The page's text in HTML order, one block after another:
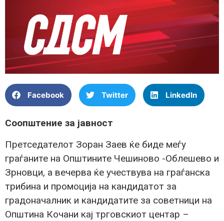
Facebook Twitter LinkedIn
Соопштение за јавност
Претседателот Зоран Заев ќе биде меѓу
граѓаните на Општините Чешиново -Облешево и
Зрновци, а вечерва ќе учествува на граѓанска
трибина и промоција на кандидатот за
градоначалник и кандидатите за советници на
Општина Кочани кај трговскиот центар –